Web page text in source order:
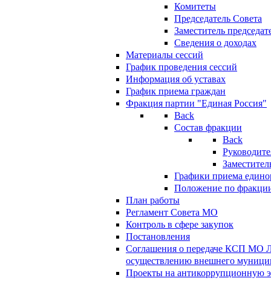
Комитеты
Председатель Совета
Заместитель
Сведения о доходах
Материалы сессий
График проведения сессий
Информация об уставах
График приема граждан
Фракция партии "Единая Россия"
Back
Состав фракции
Back
Графики приема
Положение по
План работы
Регламент Совета МО
Контроль в сфере закупок
Постановления
Соглашения о передаче КСП МО
осуществлению внешнего
Проекты на антикоррупционную